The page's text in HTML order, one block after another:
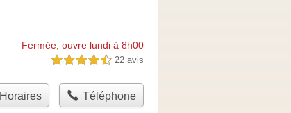
Fermée, ouvre lundi à 8h00
4,5 étoiles sur 5 22 avis
Horaires Téléphone